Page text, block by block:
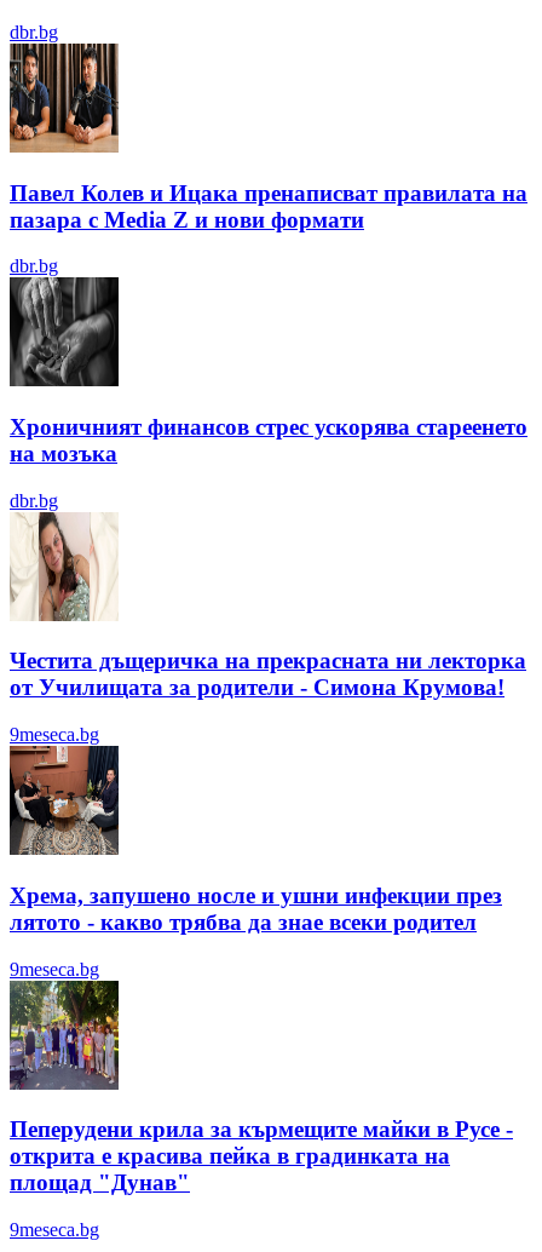
dbr.bg
Павел Колев и Ицака пренаписват правилата на
пазара с Media Z и нови формати
dbr.bg
Хроничният финансов стрес ускорява стареенето
на мозъка
dbr.bg
Честита дъщеричка на прекрасната ни лекторка
от Училищата за родители - Симона Крумова!
9meseca.bg
Хрема, запушено носле и ушни инфекции през
лятотo - какво трябва да знае всеки родител
9meseca.bg
Пеперудени крила за кърмещите майки в Русе -
открита е красива пейка в градинката на
площад "Дунав"
9meseca.bg